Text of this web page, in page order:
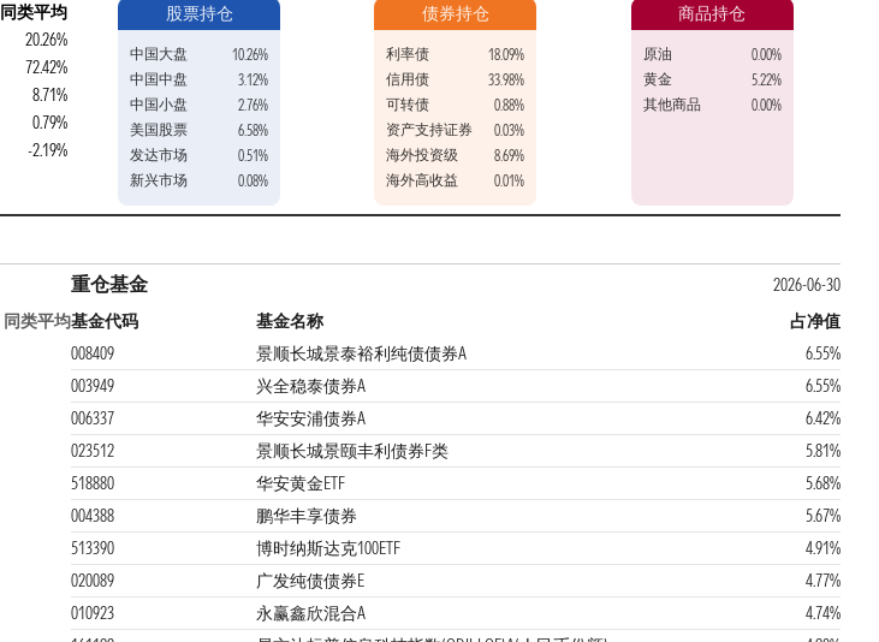
同类平均
20.26%
72.42%
8.71%
0.79%
-2.19%
股票持仓
中国大盘
10.26%
中国中盘
3.12%
中国小盘
2.76%
美国股票
6.58%
发达市场
0.51%
新兴市场
0.08%
债券持仓
利率债
18.09%
信用债
33.98%
可转债
0.88%
资产支持证券
0.03%
海外投资级
8.69%
海外高收益
0.01%
商品持仓
原油
0.00%
黄金
5.22%
其他商品
0.00%
同类平均
重仓基金
2026-06-30
基金代码
基金名称
占净值
008409
景顺长城景泰裕利纯债债券A
6.55%
003949
兴全稳泰债券A
6.55%
006337
华安安浦债券A
6.42%
023512
景顺长城景颐丰利债券F类
5.81%
518880
华安黄金ETF
5.68%
004388
鹏华丰享债券
5.67%
513390
博时纳斯达克100ETF
4.91%
020089
广发纯债债券E
4.77%
010923
永赢鑫欣混合A
4.74%